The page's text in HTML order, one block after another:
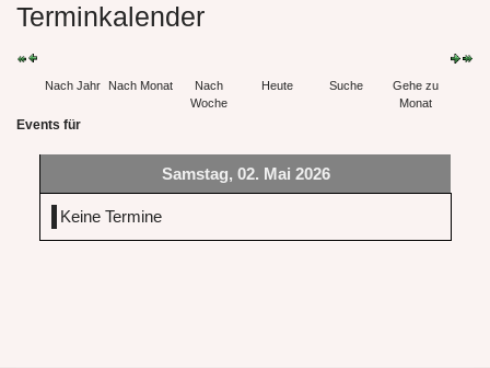
Terminkalender
Nach Jahr Nach Monat
Nach
Woche
Heute Suche
Gehe zu
Monat
Events für
Samstag, 02. Mai 2026
Keine Termine